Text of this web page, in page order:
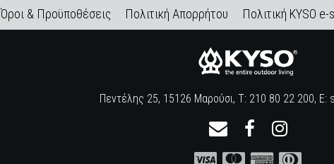
Όροι & Προϋποθέσεις Πολιτική Απορρήτου Πολιτική KYSO e-
Πεντέλης 25, 15126 Μαρούσι, Τ: 210 80 22 200, E: